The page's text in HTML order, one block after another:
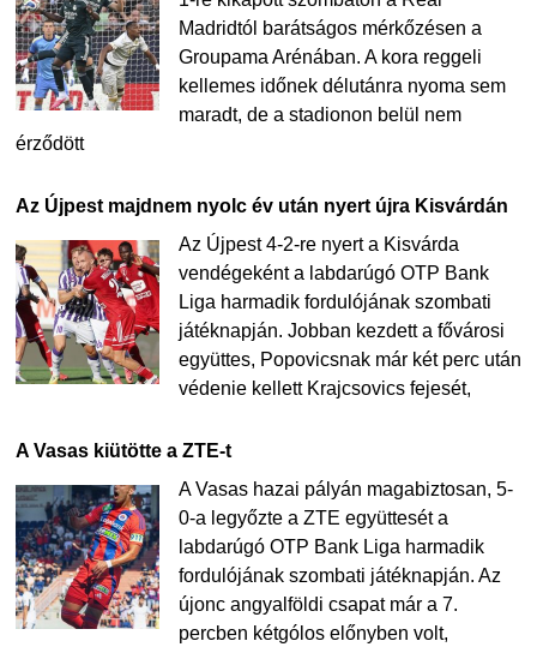
Madridtól barátságos mérkőzésen a
Groupama Arénában. A kora reggeli
kellemes időnek délutánra nyoma sem
maradt, de a stadionon belül nem
érződött
Az Újpest majdnem nyolc év után nyert újra Kisvárdán
Az Újpest 4-2-re nyert a Kisvárda
vendégeként a labdarúgó OTP Bank
Liga harmadik fordulójának szombati
játéknapján. Jobban kezdett a fővárosi
együttes, Popovicsnak már két perc után
védenie kellett Krajcsovics fejesét,
A Vasas kiütötte a ZTE-t
A Vasas hazai pályán magabiztosan, 5-
0-a legyőzte a ZTE együttesét a
labdarúgó OTP Bank Liga harmadik
fordulójának szombati játéknapján. Az
újonc angyalföldi csapat már a 7.
percben kétgólos előnyben volt,